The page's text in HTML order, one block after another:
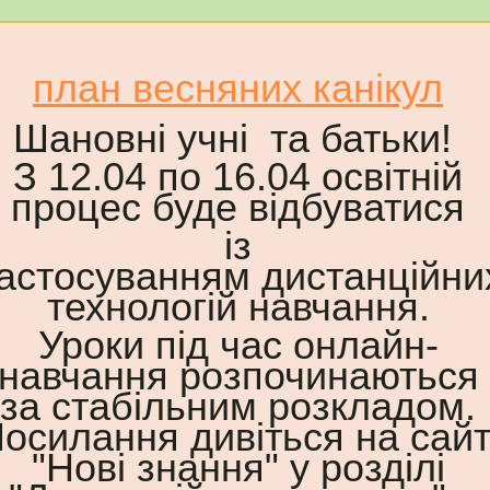
план весняних канікул
Шановні учні та батьки!
З 12.04 по 16.04 освітній
процес буде відбуватися
із
технологій навчання.
Уроки під час онлайн-
розпочинаються
за стабільним розкладом.
дивіться на
"Нові знання" у розділі